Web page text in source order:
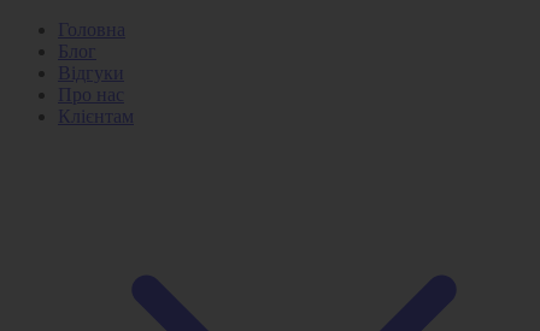
Головна
Блог
Відгуки
Про нас
Клієнтам